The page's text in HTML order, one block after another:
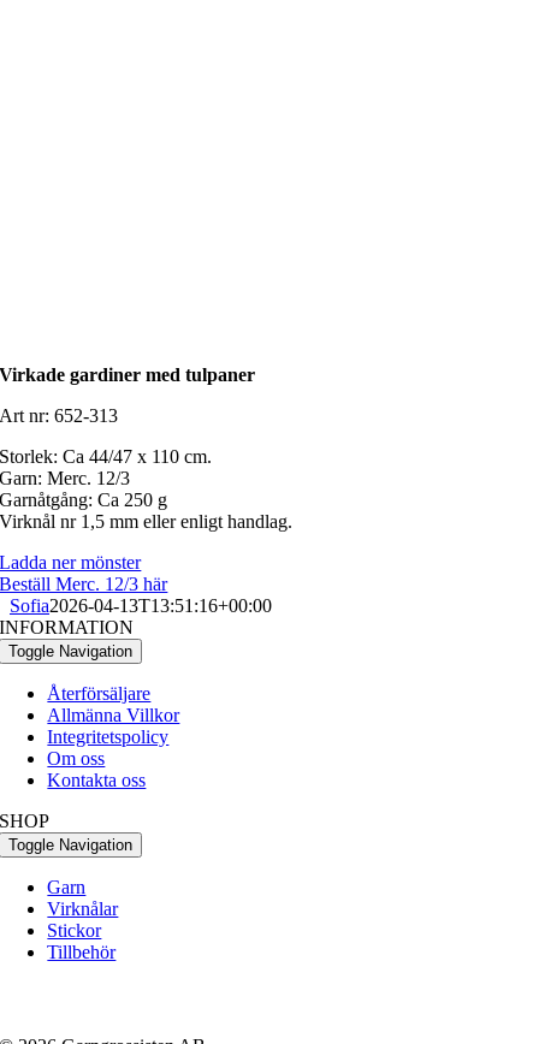
Virkade gardiner med tulpaner
Art nr: 652-313
Storlek: Ca 44/47 x 110 cm.
Garn: Merc. 12/3
Garnåtgång: Ca 250 g
Virknål nr 1,5 mm eller enligt handlag.
Ladda ner mönster
Beställ Merc. 12/3 här
Sofia2026-04-13T13:51:16+00:00
INFORMATION
Toggle Navigation
Återförsäljare
Allmänna Villkor
Integritetspolicy
Om oss
Kontakta oss
SHOP
Toggle Navigation
Garn
Virknålar
Stickor
Tillbehör